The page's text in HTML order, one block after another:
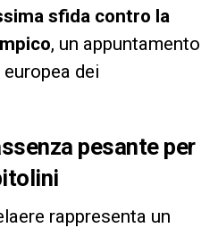
sfida contro la
, un appuntamento
dei
pesante per
rappresenta un